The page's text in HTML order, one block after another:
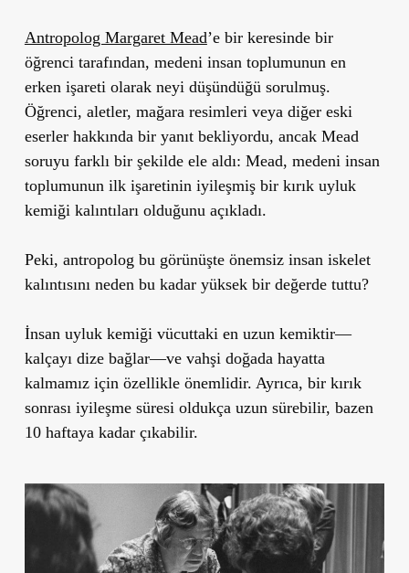
Antropolog Margaret Mead’e bir keresinde bir
öğrenci tarafından, medeni insan toplumunun en
erken işareti olarak neyi düşündüğü sorulmuş.
Öğrenci, aletler, mağara resimleri veya diğer eski
eserler hakkında bir yanıt bekliyordu, ancak Mead
soruyu farklı bir şekilde ele aldı: Mead, medeni insan
toplumunun ilk işaretinin iyileşmiş bir kırık uyluk
kemiği kalıntıları olduğunu açıkladı.
Peki, antropolog bu görünüşte önemsiz insan iskelet
kalıntısını neden bu kadar yüksek bir değerde tuttu?
İnsan uyluk kemiği vücuttaki en uzun kemiktir—
kalçayı dize bağlar—ve vahşi doğada hayatta
kalmamız için özellikle önemlidir. Ayrıca, bir kırık
sonrası iyileşme süresi oldukça uzun sürebilir, bazen
10 haftaya kadar çıkabilir.